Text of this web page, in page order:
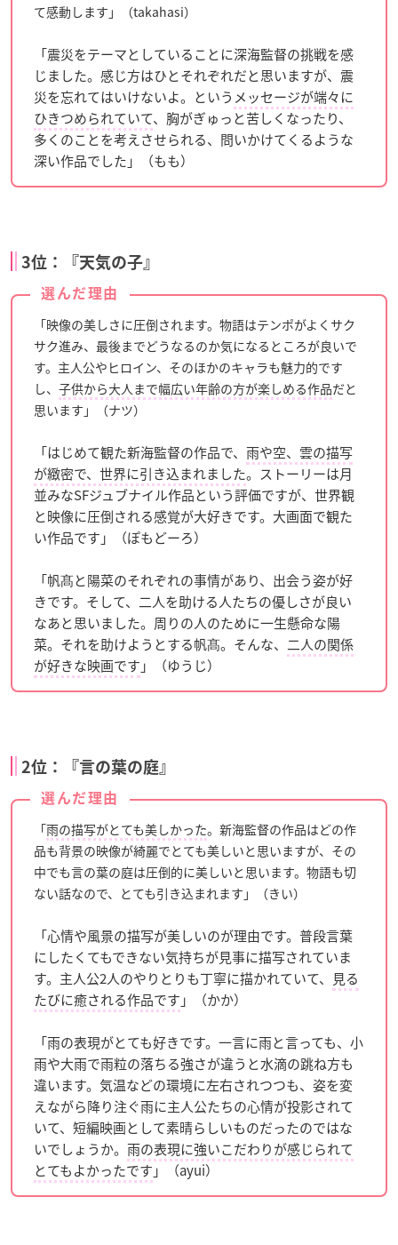
て感動します」（takahasi）
「震災をテーマとしていることに深海監督の挑戦を感
じました。感じ方はひとそれぞれだと思いますが、震
災を忘れてはいけないよ。という メッセージが端々に
ひきつめられていて、胸がぎゅっと苦しくなったり、
多くのことを考えさせられる、問いかけてくるような
深い作品でした」（もも）
3位：『天気の子』
選んだ理由
「映像の美しさに圧倒されます。物語はテンポがよくサク
サク進み、最後までどうなるのか気になるところが良いで
す。主人公やヒロイン、そのほかのキャラも魅力的です
し、 子供から大人まで幅広い年齢の方が楽しめる作品だと
思います」（ナツ）
「はじめて観た新海監督の作品で、 雨や空、雲の描写
が緻密で、世界に引き込まれました。ストーリーは月
並みなSFジュブナイル作品という評価ですが、世界観
と映像に圧倒される感覚が大好きです。大画面で観た
い作品です」（ぽもどーろ）
「帆髙と陽菜のそれぞれの事情があり、出会う姿が好
きです。そして、二人を助ける人たちの優しさが良い
なあと思いました。周りの人のために一生懸命な陽
菜。それを助けようとする帆髙。そんな、 二人の関係
が好きな映画です 」（ゆうじ）
2位：『言の葉の庭』
選んだ理由
「雨の描写がとても美しかった。新海監督の作品はどの作
品も背景の映像が綺麗でとても美しいと思いますが、その
中でも言の葉の庭は圧倒的に美しいと思います。物語も切
ない話なので、とても引き込まれます」（きい）
「心情や風景の描写が美しいのが理由です。普段言葉
にしたくてもできない気持ちが見事に描写されていま
す。主人公2人のやりとりも丁寧に描かれていて、 見る
たびに癒される作品です 」（かか）
「雨の表現がとても好きです。一言に雨と言っても、小
雨や大雨で雨粒の落ちる強さが違うと水滴の跳ね方も
違います。気温などの環境に左右されつつも、姿を変
えながら降り注ぐ雨に主人公たちの心情が投影されて
いて、短編映画として素晴らしいものだったのではな
いでしょうか。 雨の表現に強いこだわりが感じられて
とてもよかったです 」（ayui）